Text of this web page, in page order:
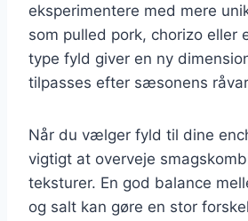
eksperimentere med mere
som pulled pork, chorizo eller
type fyld giver en ny
tilpasses efter sæsonens
Når du vælger fyld til dine
vigtigt at overveje
teksturer. En god balance
og salt kan gøre en stor